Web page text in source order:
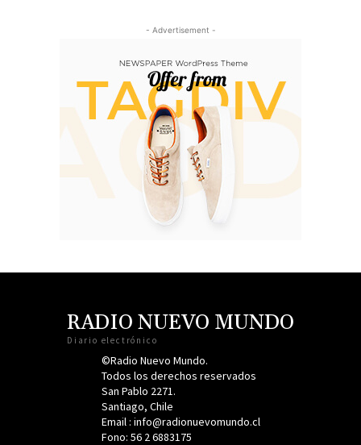
- Advertisement -
RADIO NUEVO MUNDO
Diario electrónico
©Radio Nuevo Mundo.
Todos los derechos reservados
San Pablo 2271.
Santiago, Chile
Email : info@radionuevomundo.cl
Fono: 56 2 6883175